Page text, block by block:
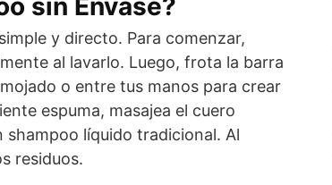
sin Envase?
y directo. Para comenzar,
al lavarlo. Luego, frota la barra
o entre tus manos para crear
espuma, masajea el cuero
shampoo líquido tradicional. Al
residuos.